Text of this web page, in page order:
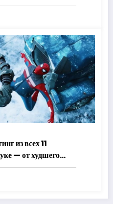
из всех 11
— от худшего